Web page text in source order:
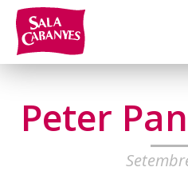
Peter